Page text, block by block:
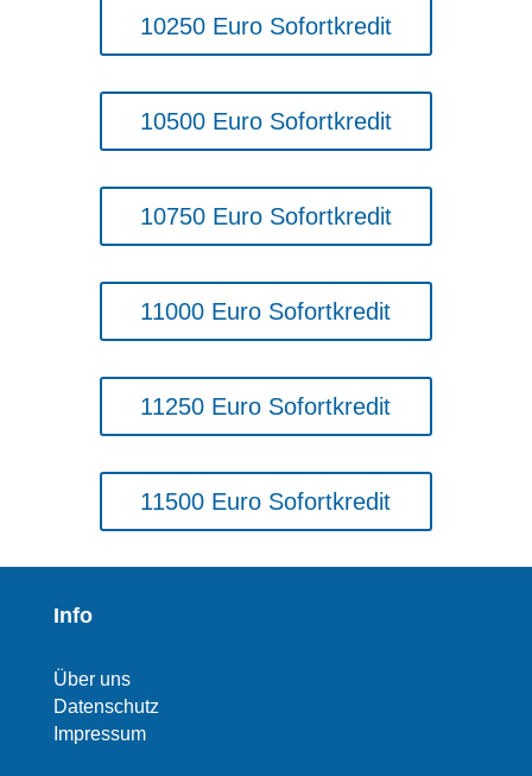
10250 Euro Sofortkredit
10500 Euro Sofortkredit
10750 Euro Sofortkredit
11000 Euro Sofortkredit
11250 Euro Sofortkredit
11500 Euro Sofortkredit
Info
Über uns
Datenschutz
Impressum